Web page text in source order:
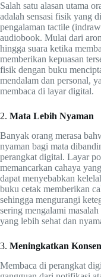
Salah satu alasan utama
adalah sensasi fisik yang
pengalaman tactile
audiobook. Mulai dari
hingga suara ketika
memberikan kepuasan
fisik dengan buku
mendalam dan personal,
membaca di layar digital.
2. Mata Lebih Nyaman
Banyak orang merasa
nyaman bagi mata
perangkat digital. Layar
memancarkan cahaya
dapat menyebabkan
buku cetak memberikan
sehingga mengurangi
sering mengalami
yang lebih sehat dan
3. Meningkatkan
Membaca di perangkat